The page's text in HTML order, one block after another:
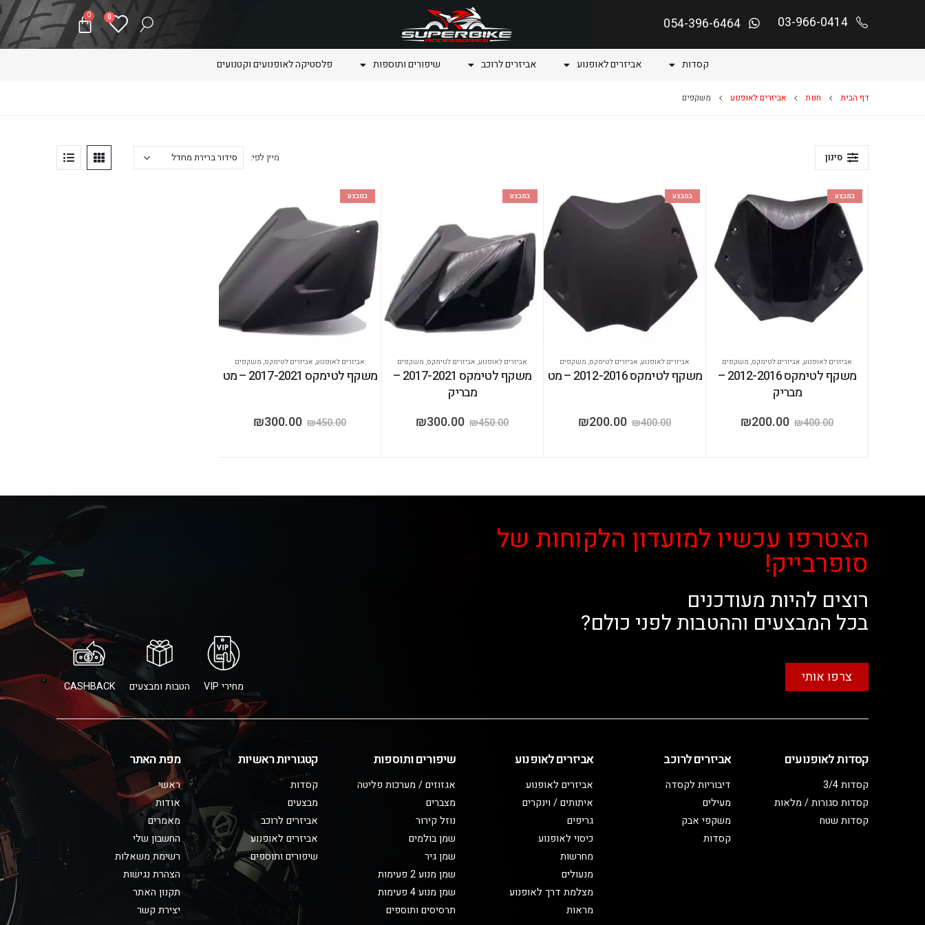
03-966-0414
054-396-6464
0
0
קסדות אביזרים לאופנוע אביזרים לרוכב שיפורים ותוספות פלסטיקה לאופנועים וקטנועים
דף הבית חנות אביזרים לאופנוע משקפים
סינון מיין לפי:
במבצע
אביזרים לאופנוע, אביזרים לטימקס, משקפים
משקף לטימקס 2012-2016 –
מבריק
₪400.00
₪200.00
במבצע
אביזרים לאופנוע, אביזרים לטימקס, משקפים
משקף לטימקס 2012-2016 – מט
₪400.00
₪200.00
במבצע
אביזרים לאופנוע, אביזרים לטימקס, משקפים
משקף לטימקס 2017-2021 –
מבריק
₪450.00
₪300.00
במבצע
אביזרים לאופנוע, אביזרים לטימקס, משקפים
משקף לטימקס 2017-2021 – מט
₪450.00
₪300.00
הצטרפו עכשיו למועדון הלקוחות של
סופרבייק!
רוצים להיות מעודכנים
בכל המבצעים וההטבות לפני כולם?
צרפו אותי
מחירי VIP הטבות ומבצעים CASHBACK
קסדות לאופנועים
קסדות 3/4
קסדות סגורות / מלאות
קסדות שטח
אביזרים לרוכב
דיבוריות לקסדה
מעילים
משקפי אבק
קסדות
אביזרים לאופנוע
אביזרים לאופנוע
איתותים / וינקרים
גריפים
כיסוי לאופנוע
מחרשות
מנעולים
מצלמת דרך לאופנוע
מראות
שיפורים ותוספות
אגזוזים / מערכות פליטה
מצברים
נוזל קירור
שמן בולמים
שמן גיר
שמן מנוע 2 פעימות
שמן מנוע 4 פעימות
תרסיסים ותוספים
קטגוריות ראשיות
קסדות
מבצעים
אביזרים לרוכב
אביזרים לאופנוע
שיפורים ותוספים
מפת האתר
ראשי
אודות
מאמרים
החשבון שלי
רשימת משאלות
הצהרת נגישות
תקנון האתר
יצירת קשר